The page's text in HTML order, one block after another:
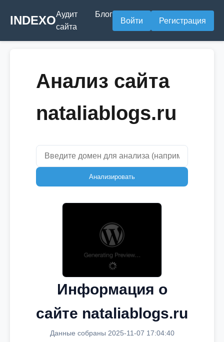
INDEXOАудит
сайта
Блог
Войти Регистрация
Анализ сайта
nataliablogs.ru
Анализировать
Информация о
сайте nataliablogs.ru
Данные собраны 2025-11-07 17:04:40